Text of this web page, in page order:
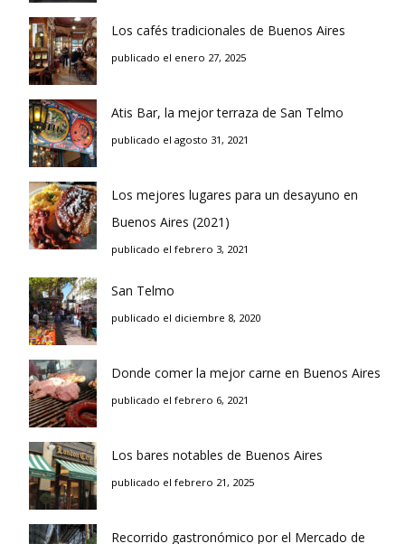
Los cafés tradicionales de Buenos Aires
publicado el enero 27, 2025
Atis Bar, la mejor terraza de San Telmo
publicado el agosto 31, 2021
Los mejores lugares para un desayuno en
Buenos Aires (2021)
publicado el febrero 3, 2021
San Telmo
publicado el diciembre 8, 2020
Donde comer la mejor carne en Buenos Aires
publicado el febrero 6, 2021
Los bares notables de Buenos Aires
publicado el febrero 21, 2025
Recorrido gastronómico por el Mercado de